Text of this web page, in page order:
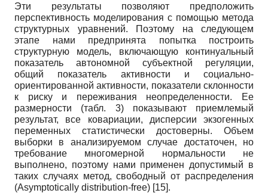
Эти результаты позволяют предположить
перспективность моделирования с помощью метода
структурных уравнений. Поэтому на следующем
этапе нами предпринята попытка построить
структурную модель, включающую континуальный
показатель автономной субъектной регуляции,
общий показатель активности и социально-
ориентированной активности, показатели склонности
к риску и переживания неопределенности. Ее
размерности (табл. 3) показывают приемлемый
результат, все ковариации, дисперсии экзогенных
переменных статистически достоверны. Объем
выборки в анализируемом случае достаточен, но
требование многомерной нормальности не
выполнено, поэтому нами применен допустимый в
таких случаях метод, свободный от распределения
(Asymptotically distribution-free) [15].